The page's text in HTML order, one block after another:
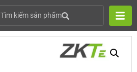
Tìm kiếm sản phẩm